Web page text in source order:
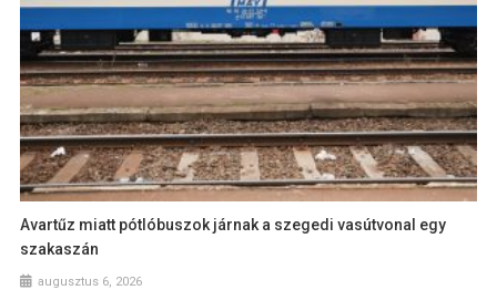
Avartűz miatt pótlóbuszok járnak a szegedi vasútvonal egy
szakaszán
augusztus 6, 2026